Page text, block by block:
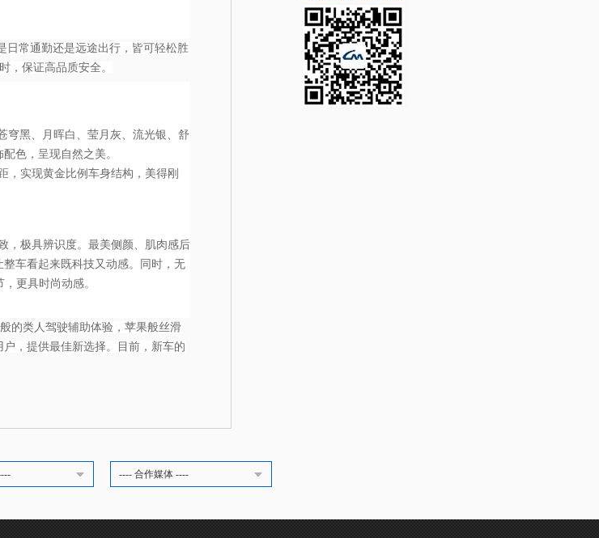
日常通勤还是远途出行，皆可轻松胜
，保证高品质安全。
穹黑、月晖白、莹月灰、流光银、舒
色，呈现自然之美。
，实现黄金比例车身结构，美得刚
，极具辨识度。最美侧颜、肌肉感后
车看起来既科技又动感。同时，无
更具时尚动感。
的类人驾驶辅助体验，苹果般丝滑
，提供最佳新选择。目前，新车的
---- 合作媒体 ----